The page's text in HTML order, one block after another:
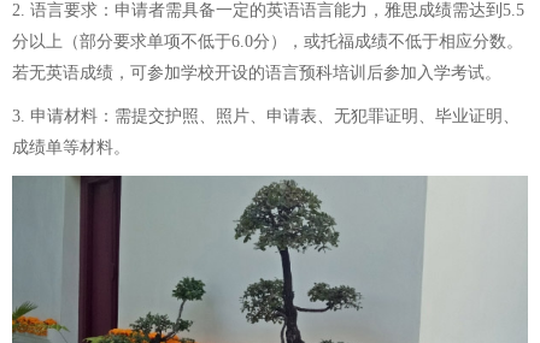
2. 语言要求：申请者需具备一定的英语语言能力，雅思成绩需达到5.5
分以上（部分要求单项不低于6.0分），或托福成绩不低于相应分数。
若无英语成绩，可参加学校开设的语言预科培训后参加入学考试。
3. 申请材料：需提交护照、照片、申请表、无犯罪证明、毕业证明、
成绩单等材料。